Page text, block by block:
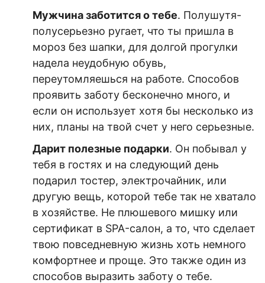
Мужчина заботится о тебе. Полушутя-
полусерьезно ругает, что ты пришла в
мороз без шапки, для долгой прогулки
надела неудобную обувь,
переутомляешься на работе. Способов
проявить заботу бесконечно много, и
если он использует хотя бы несколько из
них, планы на твой счет у него серьезные.
Дарит полезные подарки. Он побывал у
тебя в гостях и на следующий день
подарил тостер, электрочайник, или
другую вещь, которой тебе так не хватало
в хозяйстве. Не плюшевого мишку или
сертификат в SPA-салон, а то, что сделает
твою повседневную жизнь хоть немного
комфортнее и проще. Это также один из
способов выразить заботу о тебе.